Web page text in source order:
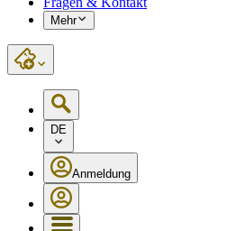
Mehr
DE
Anmeldung